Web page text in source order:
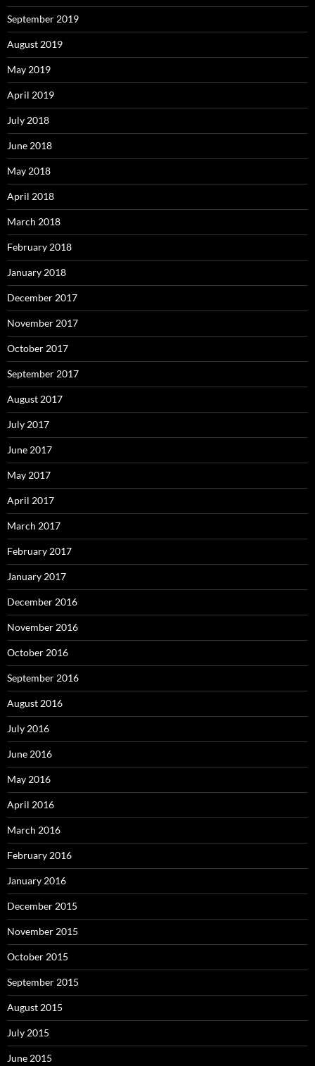
September 2019
August 2019
May 2019
April 2019
July 2018
June 2018
May 2018
April 2018
March 2018
February 2018
January 2018
December 2017
November 2017
October 2017
September 2017
August 2017
July 2017
June 2017
May 2017
April 2017
March 2017
February 2017
January 2017
December 2016
November 2016
October 2016
September 2016
August 2016
July 2016
June 2016
May 2016
April 2016
March 2016
February 2016
January 2016
December 2015
November 2015
October 2015
September 2015
August 2015
July 2015
June 2015